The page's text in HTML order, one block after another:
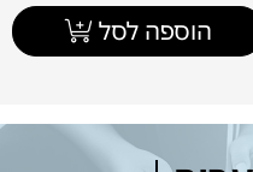
הוספה לסל